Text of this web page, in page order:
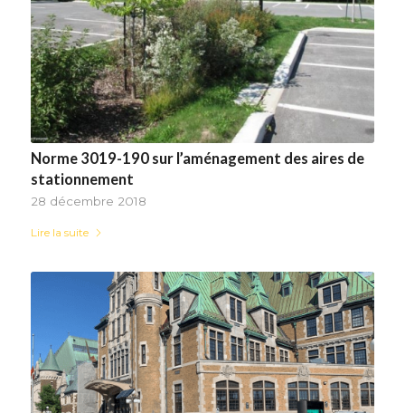
Norme 3019-190 sur l’aménagement des aires de
stationnement
28 décembre 2018
Lire la suite